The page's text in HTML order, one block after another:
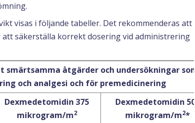
visas i följande tabeller. Det rekommenderas att
säkerställa korrekt dosering vid administrering
åtgärder och undersökningar som
och analgesi och för premedicinering
Dexmedetomidin 375
mikrogram/m2
Dexmedetomidin 500
mikrogram/m2*